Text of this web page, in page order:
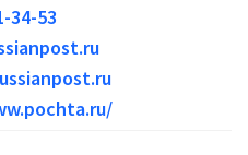
34-53